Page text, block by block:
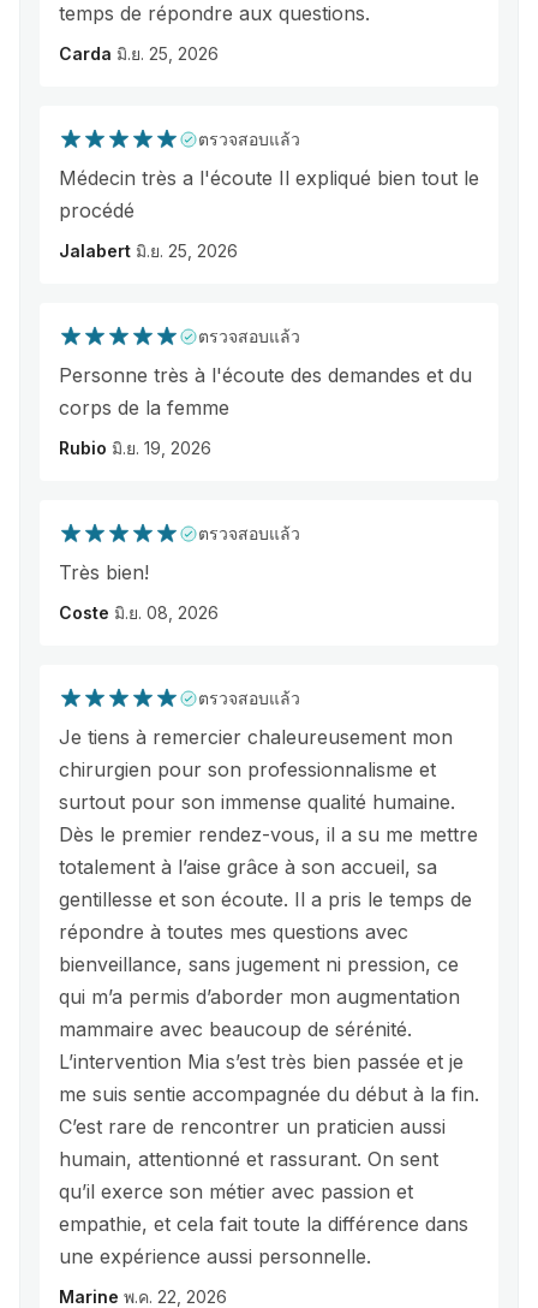
temps de répondre aux questions.
Carda มิ.ย. 25, 2026
ตรวจสอบแล้ว
Médecin très a l'écoute Il expliqué bien tout le
procédé
Jalabert มิ.ย. 25, 2026
ตรวจสอบแล้ว
Personne très à l'écoute des demandes et du
corps de la femme
Rubio มิ.ย. 19, 2026
ตรวจสอบแล้ว
Très bien!
Coste มิ.ย. 08, 2026
ตรวจสอบแล้ว
Je tiens à remercier chaleureusement mon
chirurgien pour son professionnalisme et
surtout pour son immense qualité humaine.
Dès le premier rendez-vous, il a su me mettre
totalement à l’aise grâce à son accueil, sa
gentillesse et son écoute. Il a pris le temps de
répondre à toutes mes questions avec
bienveillance, sans jugement ni pression, ce
qui m’a permis d’aborder mon augmentation
mammaire avec beaucoup de sérénité.
L’intervention Mia s’est très bien passée et je
me suis sentie accompagnée du début à la fin.
C’est rare de rencontrer un praticien aussi
humain, attentionné et rassurant. On sent
qu’il exerce son métier avec passion et
empathie, et cela fait toute la différence dans
une expérience aussi personnelle.
Marine พ.ค. 22, 2026